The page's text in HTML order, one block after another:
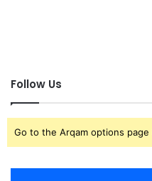
Follow Us
Go to the Arqam options